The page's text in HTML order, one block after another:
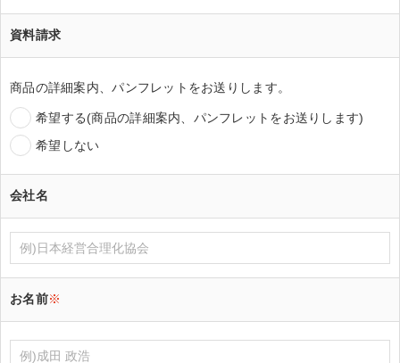
資料請求
商品の詳細案内、パンフレットをお送りします。
希望する(商品の詳細案内、パンフレットをお送りします)
希望しない
会社名
お名前※